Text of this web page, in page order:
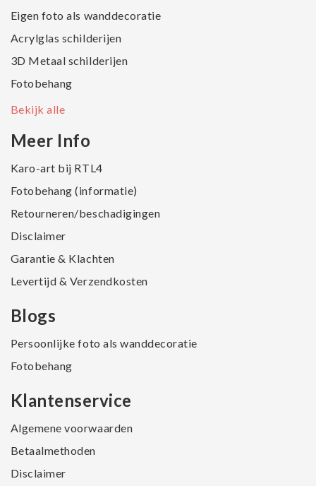
Eigen foto als wanddecoratie
Acrylglas schilderijen
3D Metaal schilderijen
Fotobehang
Bekijk alle
Meer Info
Karo-art bij RTL4
Fotobehang (informatie)
Retourneren/beschadigingen
Disclaimer
Garantie & Klachten
Levertijd & Verzendkosten
Blogs
Persoonlijke foto als wanddecoratie
Fotobehang
Klantenservice
Algemene voorwaarden
Betaalmethoden
Disclaimer